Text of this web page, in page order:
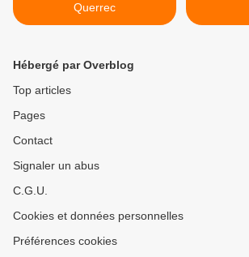
Querrec
Hébergé par Overblog
Top articles
Pages
Contact
Signaler un abus
C.G.U.
Cookies et données personnelles
Préférences cookies